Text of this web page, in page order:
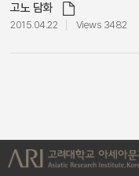
고노 담화
2015.04.22 Views 3482